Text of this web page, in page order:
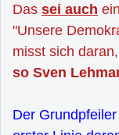
Das sei auch
"Unsere
misst sich
so Sven
Der